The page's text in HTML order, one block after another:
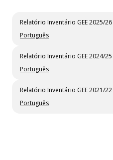
Relatório Inventário GEE 2025/26
Português
Relatório Inventário GEE 2024/25
Português
Relatório Inventário GEE 2021/22
Português